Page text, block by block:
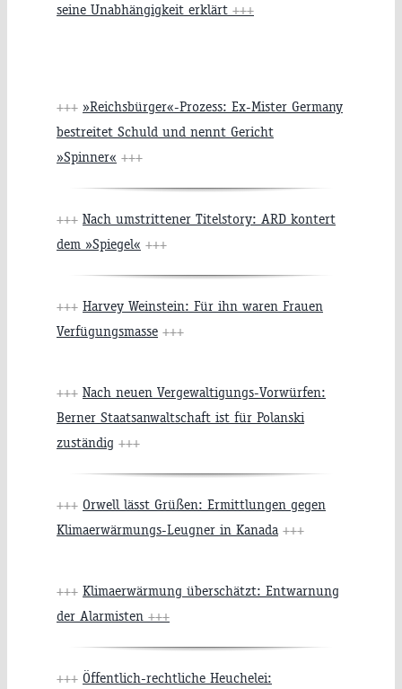
seine Unabhängigkeit erklärt +++
+++ »Reichsbürger«-Prozess: Ex-Mister Germany
bestreitet Schuld und nennt Gericht
»Spinner« +++
+++ Nach umstrittener Titelstory: ARD kontert
dem »Spiegel« +++
+++ Harvey Weinstein: Für ihn waren Frauen
Verfügungsmasse +++
+++ Nach neuen Vergewaltigungs-Vorwürfen:
Berner Staatsanwaltschaft ist für Polanski
zuständig +++
+++ Orwell lässt Grüßen: Ermittlungen gegen
Klimaerwärmungs-Leugner in Kanada +++
+++ Klimaerwärmung überschätzt: Entwarnung
der Alarmisten +++
+++ Öffentlich-rechtliche Heuchelei: